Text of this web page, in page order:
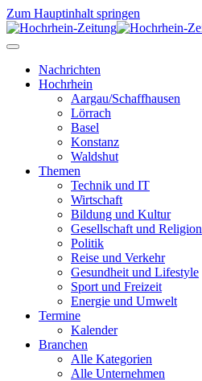
Zum Hauptinhalt springen
Nachrichten
Hochrhein
Aargau/Schaffhausen
Lörrach
Basel
Konstanz
Waldshut
Themen
Technik und IT
Wirtschaft
Bildung und Kultur
Gesellschaft und Religion
Politik
Reise und Verkehr
Gesundheit und Lifestyle
Sport und Freizeit
Energie und Umwelt
Termine
Kalender
Branchen
Alle Kategorien
Alle Unternehmen